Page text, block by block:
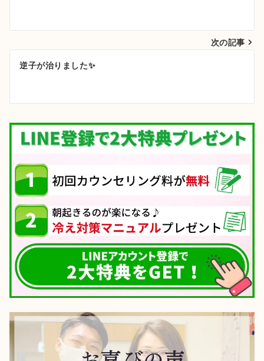
ビ
ゲ
シ
ョ
ン
次の記事
逆子が治りました✨